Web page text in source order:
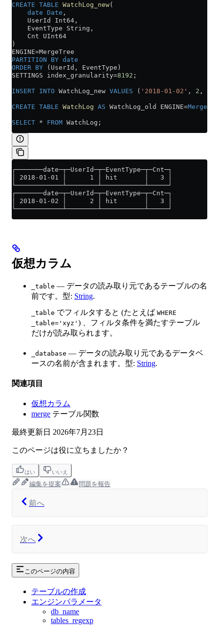
CREATE TABLE WatchLog_new(
    date
Date ,
    UserId Int64,
    EventType String,
    Cnt UInt64
)
ENGINE=MergeTree
PARTITION BY date
ORDER BY (UserId, EventType)
SETTINGS index_granularity=8192 ;
INSERT INTO WatchLog_new VALUES ( '2018-01-02' , 2 ,
CREATE TABLE WatchLog AS WatchLog_old ENGINE=Merge
SELECT * FROM WatchLog;
┌───────date─┬─UserId─┬─EventType─┬─Cnt─┐
│ 2018-01-01 │      1 │ hit       │   3 │
└────────────┴────────┴───────────┴─────┘
┌───────date─┬─UserId─┬─EventType─┬─Cnt─┐
│ 2018-01-02 │      2 │ hit       │   3 │
└────────────┴────────┴───────────┴─────┘
仮想カラム
_table — データの読み取り元であるテーブルの名
前です。型: String.
_table でフィルタすると (たとえば WHERE
_table='xyz' ) 、フィルタ条件を満たすテーブル
だけが読み取られます。
_database — データの読み取り元であるデータベ
ースの名前が含まれます。型: String.
関連項目
仮想カラム
merge テーブル関数
最終更新日 2026年7月23日
このページは役に立ちましたか？
はい いいえ
編集を提案 問題を報告
前へ
次へ
このページの内容
テーブルの作成
エンジンパラメータ
db_name
tables_regexp